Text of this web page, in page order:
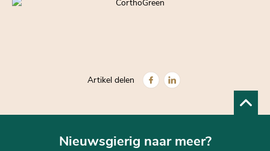
Artikel delen
Nieuwsgierig naar meer?